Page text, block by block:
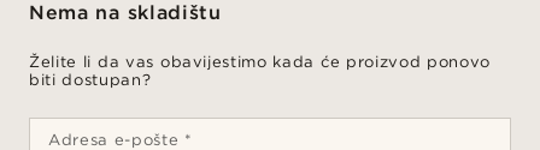
Nema na skladištu
Želite li da vas obavijestimo kada će proizvod ponovo
biti dostupan?
Adresa e-pošte *